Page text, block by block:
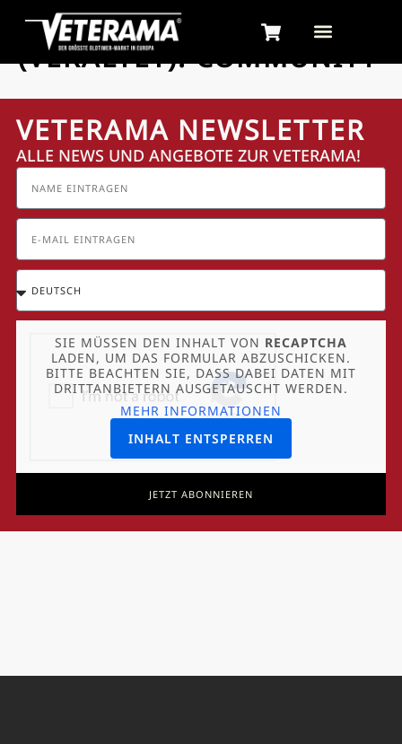
PARTNER KATEGORIE
(VERALTET):COMMUNITY
VETERAMA NEWSLETTER
ALLE NEWS UND ANGEBOTE ZUR VETERAMA!
SIE MÜSSEN DEN INHALT VON RECAPTCHA
LADEN, UM DAS FORMULAR ABZUSCHICKEN.
BITTE BEACHTEN SIE, DASS DABEI DATEN MIT
DRITTANBIETERN AUSGETAUSCHT WERDEN.
MEHR INFORMATIONEN
INHALT ENTSPERREN
JETZT ABONNIEREN